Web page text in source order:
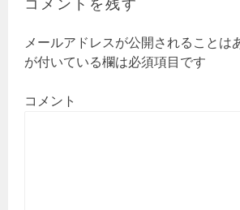
ョ
ン
コメントを残す
メールアドレスが公開されることは
が付いている欄は必須項目です
コメント